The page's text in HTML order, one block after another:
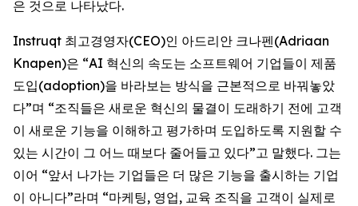
은 것으로 나타났다.
Instruqt 최고경영자(CEO)인 아드리안 크나펜(Adriaan
Knapen)은 “AI 혁신의 속도는 소프트웨어 기업들이 제품
도입(adoption)을 바라보는 방식을 근본적으로 바꿔놓았
다”며 “조직들은 새로운 혁신의 물결이 도래하기 전에 고객
이 새로운 기능을 이해하고 평가하며 도입하도록 지원할 수
있는 시간이 그 어느 때보다 줄어들고 있다”고 말했다. 그는
이어 “앞서 나가는 기업들은 더 많은 기능을 출시하는 기업
이 아니다”라며 “마케팅, 영업, 교육 조직을 고객이 실제로